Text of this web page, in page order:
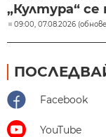
„Култура“
09:00, 07.08.2026
Facebook
YouTube